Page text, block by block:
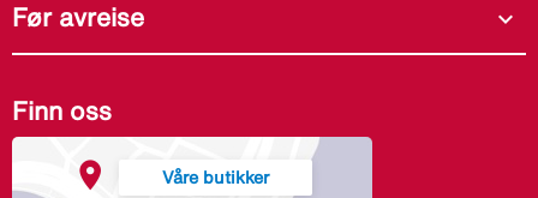
Før avreise expand_more
Finn oss
Våre butikker